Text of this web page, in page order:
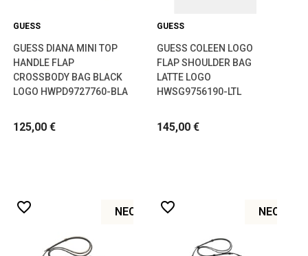
GUESS
GUESS DIANA MINI TOP
HANDLE FLAP
CROSSBODY BAG BLACK
LOGO HWPD9727760-BLA
125,00 €
GUESS
GUESS COLEEN LOGO
FLAP SHOULDER BAG
LATTE LOGO
HWSG9756190-LTL
145,00 €
ΝΈΟ
favorite_border ΝΈΟ
favorite_border